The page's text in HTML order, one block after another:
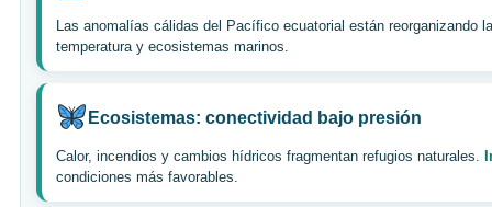
Las anomalías cálidas del Pacífico ecuatorial están reorganizando
temperatura y ecosistemas marinos.
Ecosistemas: conectividad bajo presión
Calor, incendios y cambios hídricos fragmentan refugios naturales.
condiciones más favorables.